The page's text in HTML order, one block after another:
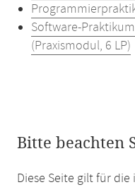
Software-
(Praxismodul, 6 LP)
Bitte beachten
Diese Seite gilt für